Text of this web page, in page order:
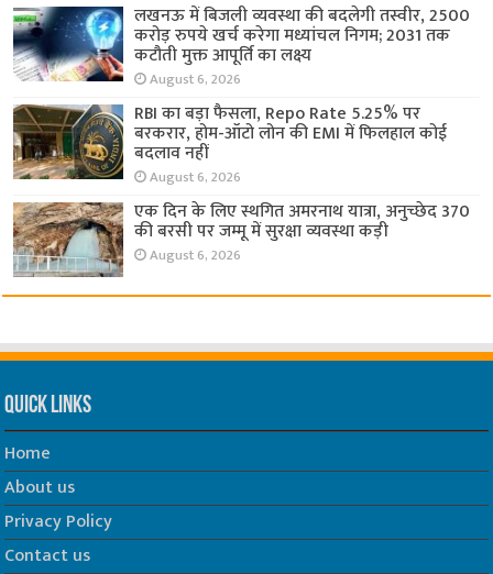
लखनऊ में बिजली व्यवस्था की बदलेगी तस्वीर, 2500
करोड़ रुपये खर्च करेगा मध्यांचल निगम; 2031 तक
कटौती मुक्त आपूर्ति का लक्ष्य
August 6, 2026
RBI का बड़ा फैसला, Repo Rate 5.25% पर
बरकरार, होम-ऑटो लोन की EMI में फिलहाल कोई
बदलाव नहीं
August 6, 2026
एक दिन के लिए स्थगित अमरनाथ यात्रा, अनुच्छेद 370
की बरसी पर जम्मू में सुरक्षा व्यवस्था कड़ी
August 6, 2026
Quick Links
Home
About us
Privacy Policy
Contact us